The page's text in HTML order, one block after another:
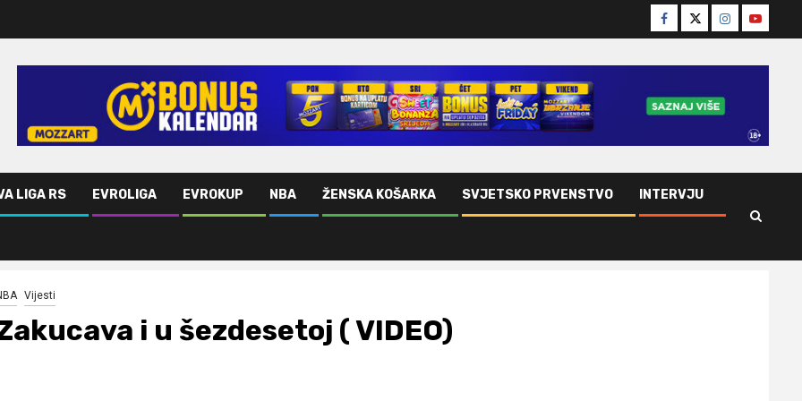
Facebook
TwitterInstagram
Youtube
LIGA RS EVROLIGA EVROKUP NBA ŽENSKA KOŠARKA SVJETSKO PRVENSTVO INTERVJU
Vijesti
i u šezdesetoj ( VIDEO)